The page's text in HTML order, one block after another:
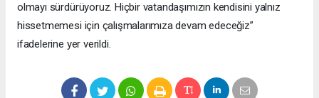
olmayı sürdürüyoruz. Hiçbir vatandaşımızın kendisini yalnız
hissetmemesi için çalışmalarımıza devam edeceğiz”
ifadelerine yer verildi.